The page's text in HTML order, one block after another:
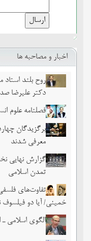
اخبار و مصاحبه ها
روح بلند استاد
دکتر علیرضا
فصلنامه علوم
برگزیدگان
معرفی شدند
گزارش نهایی
تمدن اسلامی
تفاوت‌های
خمینی/ آیا دو فیلسوف
الگوی اسلامی ـ